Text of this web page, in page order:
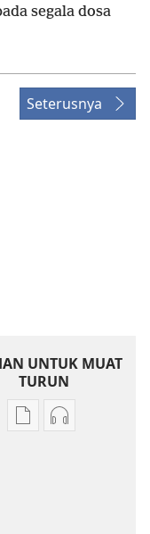
segala dosa
Seterusnya
UNTUK MUAT
TURUN
PilihanPilihan